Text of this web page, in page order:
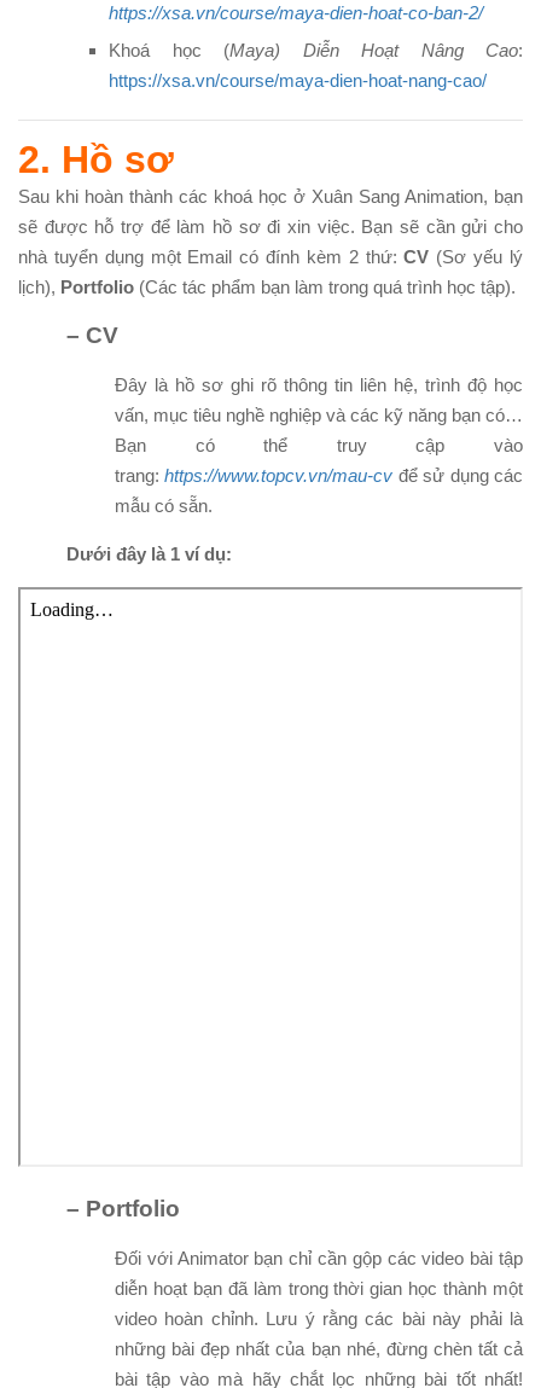
https://xsa.vn/course/maya-dien-hoat-co-ban-2/
Khoá học
(Maya) Diễn Hoạt Nâng Cao:
https://xsa.vn/course/maya-dien-hoat-nang-cao/
2. Hồ sơ
Sau khi hoàn thành các khoá học ở Xuân Sang Animation, bạn
sẽ được hỗ trợ để làm hồ sơ đi xin việc. Bạn sẽ cần gửi cho
nhà tuyển dụng một Email có đính kèm 2 thứ:CV (Sơ yếu lý
lịch), Portfolio (Các tác phẩm bạn làm trong quá trình học tập).
– CV
Đây là hồ sơ ghi rõ thông tin liên hệ, trình độ học
vấn, mục tiêu nghề nghiệp và các kỹ năng bạn có…
Bạn có thể truy cập vào
trang:https://www.topcv.vn/mau-cv để sử dụng các
mẫu có sẵn.
Dưới đây là 1 ví dụ:
– Portfolio
Đối với Animator bạn chỉ cần gộp các video bài tập
diễn hoạt bạn đã làm trong thời gian học thành một
video hoàn chỉnh. Lưu ý rằng các bài này phải là
những bài đẹp nhất của bạn nhé, đừng chèn tất cả
bài tập vào mà hãy chắt lọc những bài tốt nhất!